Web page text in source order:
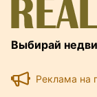
Выбирай
Реклама на